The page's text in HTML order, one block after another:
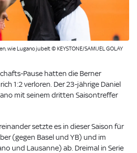
wie Lugano jubelt © KEYSTONE/SAMUEL GOLAY
Pause hatten die Berner
1:2 verloren. Der 23-jährige Daniel
mit seinem dritten Saisontreffer
setzte es in dieser Saison für
(gegen Basel und YB) und im
und Lausanne) ab. Dreimal in Serie